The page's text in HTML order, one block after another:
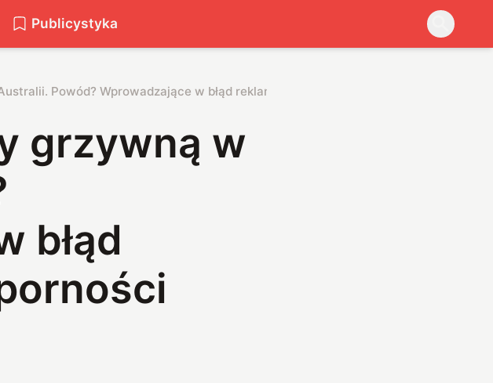
Publicystyka
Powód? Wprowadzające w błąd reklamy wodoodporności smartfonów
grzywną w
błąd